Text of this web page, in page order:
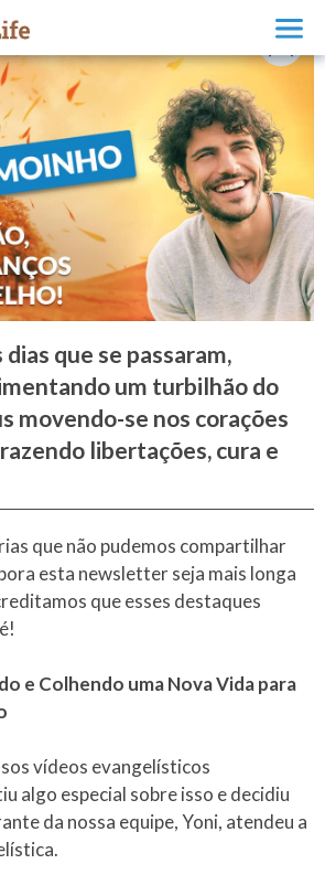
que se passaram,
um turbilhão do
movendo-se nos corações
libertações, cura e
que não pudemos compartilhar
esta newsletter seja mais longa
que esses destaques
e Colhendo uma Nova Vida para
vídeos evangelísticos
algo especial sobre isso e decidiu
da nossa equipe, Yoni, atendeu a